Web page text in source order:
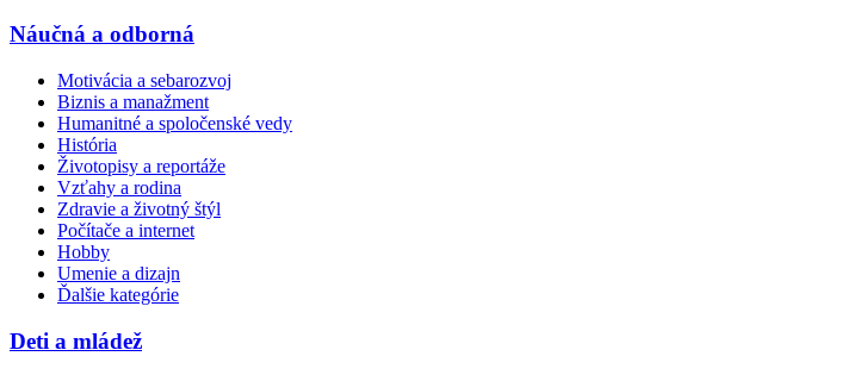
Náučná a odborná
Motivácia a sebarozvoj
Biznis a manažment
Humanitné a spoločenské vedy
História
Životopisy a reportáže
Vzťahy a rodina
Zdravie a životný štýl
Počítače a internet
Hobby
Umenie a dizajn
Ďalšie kategórie
Deti a mládež